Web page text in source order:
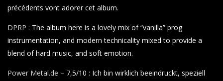
précédents vont adorer cet album.
DPRP : The album here is a lovely mix of “vanilla” prog
instrumentation, and modern technicality mixed to provide a
blend of hard music, and soft emotion.
Power Metal.de – 7,5/10 : Ich bin wirklich beeindruckt, speziell